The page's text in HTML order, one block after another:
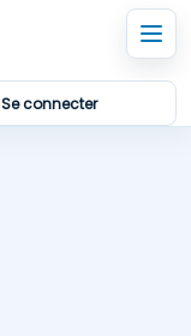
Se connecter